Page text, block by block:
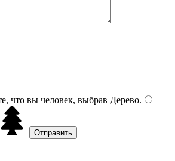
что вы человек, выбрав Дерево.